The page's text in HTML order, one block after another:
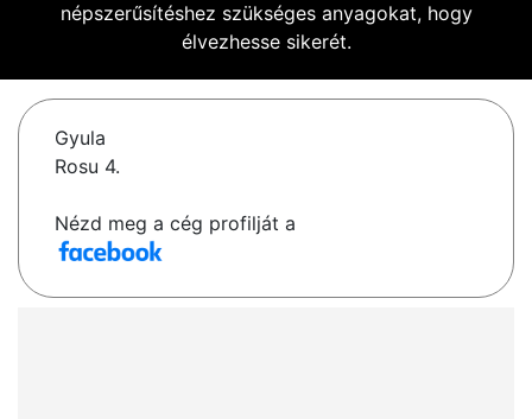
népszerűsítéshez szükséges anyagokat, hogy
élvezhesse sikerét.
Gyula
Rosu 4.
Nézd meg a cég profilját a